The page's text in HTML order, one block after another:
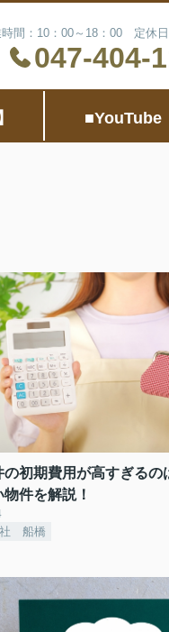
間：10：00～18：00 定休日
047-404-
■YouTube
の初期費用が高すぎるの
件を解説！
社 船橋